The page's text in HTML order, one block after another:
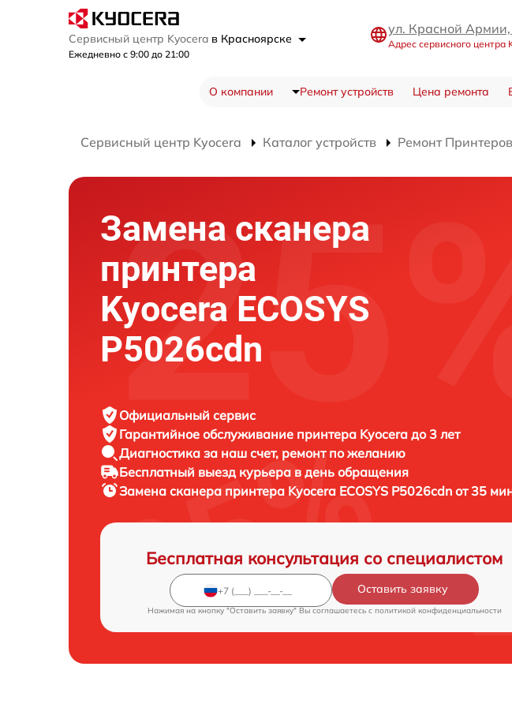
Сервисный центр Kyocera в Красноярске
Ежедневно с 9:00 до 21:00
ул. Красной
Адрес сервисного центра
О компании Ремонт устройств Цена ремонта
Сервисный центр Kyocera Каталог устройств Ремонт Принтеров
Замена сканера
принтера
Kyocera ECOSYS
P5026cdn
Официальный сервис
Гарантийное обслуживание принтера Kyocera до 3 лет
Диагностика за наш счет, ремонт по желанию
Бесплатный выезд курьера в день обращения
Замена сканера принтера Kyocera ECOSYS P5026cdn от 35
Бесплатная консультация со специалистом
Оставить заявку
Нажимая на кнопку "Оставить заявку" Вы соглашаетесь c политикой конфиденциальности